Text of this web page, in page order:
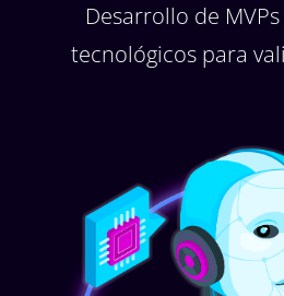
Desarrollo de
tecnológicos para